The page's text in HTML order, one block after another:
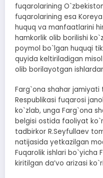
fuqarolarining
fuqarolarining esa
huquq va manfaatlarini
hamkorlik olib borilishi
poymol bo`lgan huquqi
quyida keltiriladigan
olib borilayotgan
Farg`ona shahar jamiyati
Respublikasi fuqarosi
ko`zlab, unga Farg`ona
belgisi ostida faoliyat
tadbirkor R.Seyfullaev
natijasida yetkazilgan
Fuqarolik ishlari bo`yicha
kiritilgan daʼvo arizasi